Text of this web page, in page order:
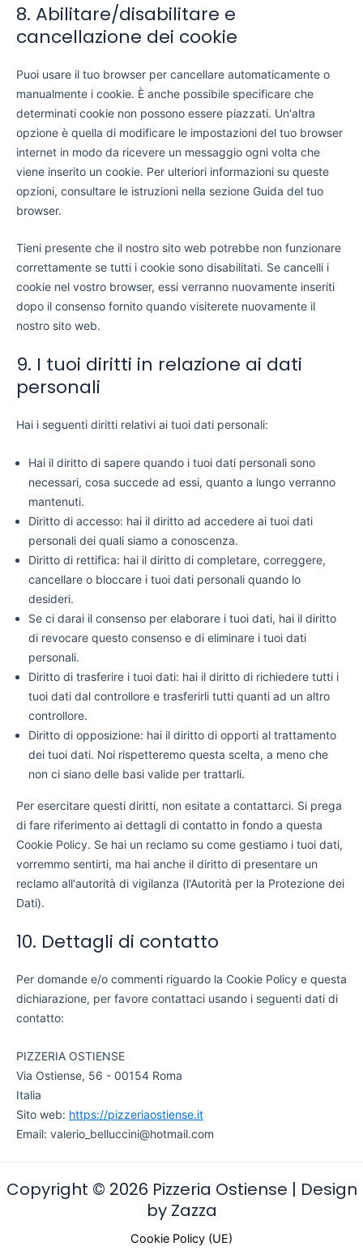
8. Abilitare/disabilitare e
cancellazione dei cookie
Puoi usare il tuo browser per cancellare automaticamente o
manualmente i cookie. È anche possibile specificare che
determinati cookie non possono essere piazzati. Un'altra
opzione è quella di modificare le impostazioni del tuo browser
internet in modo da ricevere un messaggio ogni volta che
viene inserito un cookie. Per ulteriori informazioni su queste
opzioni, consultare le istruzioni nella sezione Guida del tuo
browser.
Tieni presente che il nostro sito web potrebbe non funzionare
correttamente se tutti i cookie sono disabilitati. Se cancelli i
cookie nel vostro browser, essi verranno nuovamente inseriti
dopo il consenso fornito quando visiterete nuovamente il
nostro sito web.
9. I tuoi diritti in relazione ai dati
personali
Hai i seguenti diritti relativi ai tuoi dati personali:
Hai il diritto di sapere quando i tuoi dati personali sono
necessari, cosa succede ad essi, quanto a lungo verranno
mantenuti.
Diritto di accesso: hai il diritto ad accedere ai tuoi dati
personali dei quali siamo a conoscenza.
Diritto di rettifica: hai il diritto di completare, correggere,
cancellare o bloccare i tuoi dati personali quando lo
desideri.
Se ci darai il consenso per elaborare i tuoi dati, hai il diritto
di revocare questo consenso e di eliminare i tuoi dati
personali.
Diritto di trasferire i tuoi dati: hai il diritto di richiedere tutti i
tuoi dati dal controllore e trasferirli tutti quanti ad un altro
controllore.
Diritto di opposizione: hai il diritto di opporti al trattamento
dei tuoi dati. Noi rispetteremo questa scelta, a meno che
non ci siano delle basi valide per trattarli.
Per esercitare questi diritti, non esitate a contattarci. Si prega
di fare riferimento ai dettagli di contatto in fondo a questa
Cookie Policy. Se hai un reclamo su come gestiamo i tuoi dati,
vorremmo sentirti, ma hai anche il diritto di presentare un
reclamo all'autorità di vigilanza (l'Autorità per la Protezione dei
Dati).
10. Dettagli di contatto
Per domande e/o commenti riguardo la Cookie Policy e questa
dichiarazione, per favore contattaci usando i seguenti dati di
contatto:
PIZZERIA OSTIENSE
Via Ostiense, 56 - 00154 Roma
Italia
Sito web: https://pizzeriaostiense.it
Email: moc.liamtoh@inicculleb_oirelav
Copyright © 2026 Pizzeria Ostiense | Design
by Zazza
Cookie Policy (UE)